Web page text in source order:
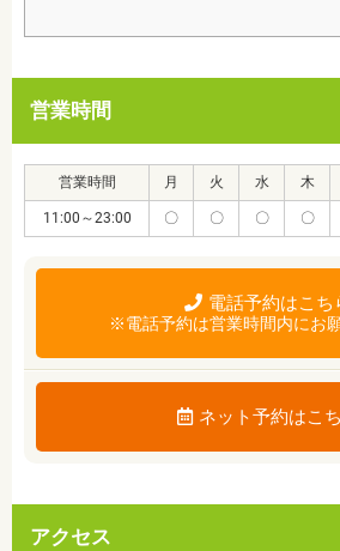
営業時間
営業時間 月 火 水 木
11:00～23:00 〇 〇 〇 〇
電話予約はこち
※電話予約は営業時間内にお願
ネット予約はこ
アクセス